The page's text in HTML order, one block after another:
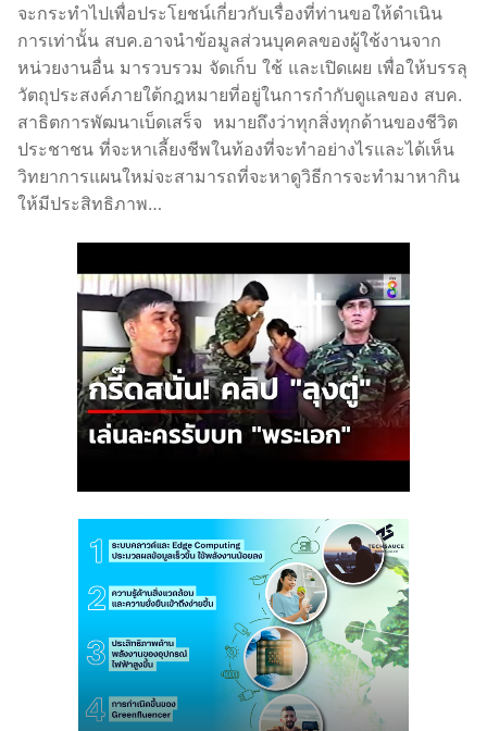
จะกระทำไปเพื่อประโยชน์เกี่ยวกับเรื่องที่ท่านขอให้ดำเนิน
การเท่านั้น สบค.อาจนำข้อมูลส่วนบุคคลของผู้ใช้งานจาก
หน่วยงานอื่น มารวบรวม จัดเก็บ ใช้ และเปิดเผย เพื่อให้บรรลุ
วัตถุประสงค์ภายใต้กฎหมายที่อยู่ในการกำกับดูแลของ สบค.
สาธิตการพัฒนาเบ็ดเสร็จ หมายถึงว่าทุกสิ่งทุกด้านของชีวิต
ประชาชน ที่จะหาเลี้ยงชีพในท้องที่จะทำอย่างไรและได้เห็น
วิทยาการแผนใหม่จะสามารถที่จะหาดูวิธีการจะทำมาหากิน
ให้มีประสิทธิภาพ…